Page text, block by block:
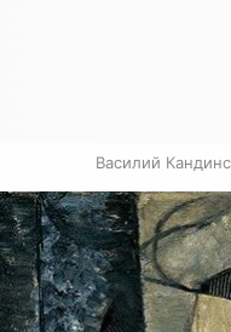
Василий